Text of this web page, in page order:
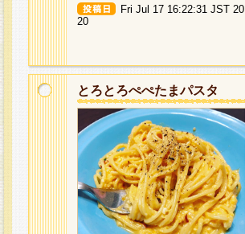
Fri Jul 17 16:22:31 JST 20
20
とろとろぺぺたまパスタ